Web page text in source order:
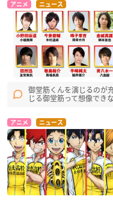
アニメ ニュース
御堂筋くんを演じるのが
じる御堂筋って想像でき
アニメ ニュース